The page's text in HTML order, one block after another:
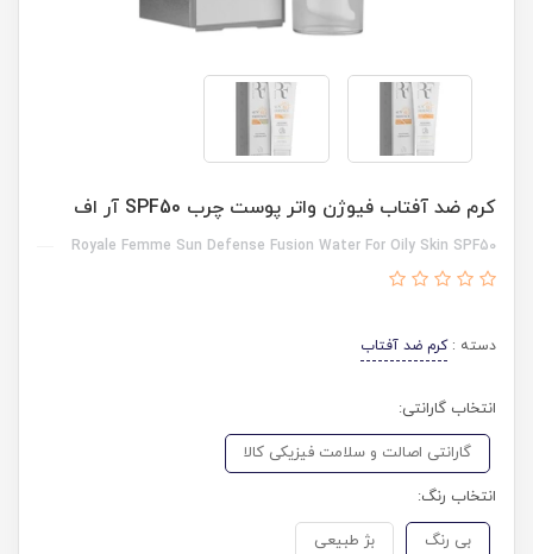
کرم ضد آفتاب فیوژن واتر پوست چرب SPF50 آر اف
Royale Femme Sun Defense Fusion Water For Oily Skin SPF50
دسته :کرم ضد آفتاب
انتخاب گارانتی:
گارانتی اصالت و سلامت فیزیکی کالا
انتخاب رنگ:
بی رنگ بژ طبیعی